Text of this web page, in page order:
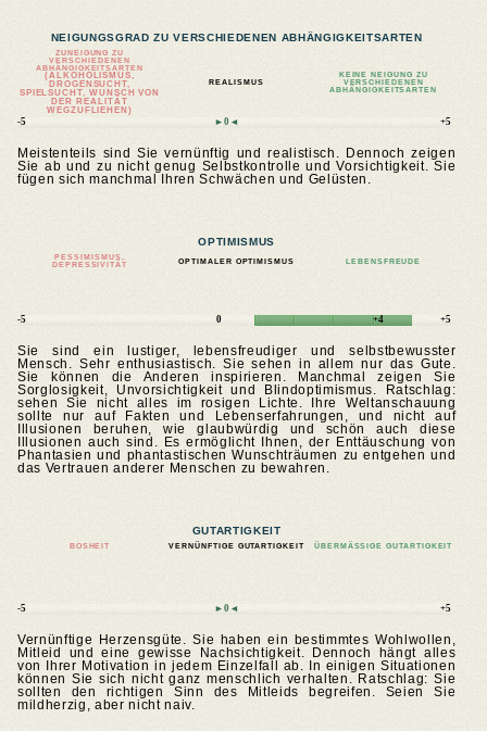
NEIGUNGSGRAD ZU VERSCHIEDENEN ABHÄNGIGKEITSARTEN
ZUNEIGUNG ZU
VERSCHIEDENEN
ABHÄNGIGKEITSARTEN
(ALKOHOLISMUS,
DROGENSUCHT,
SPIELSUCHT, WUNSCH VON
DER REALITÄT
WEGZUFLIEHEN)
REALISMUS
KEINE NEIGUNG ZU
VERSCHIEDENEN
ABHÄNGIGKEITSARTEN
-5 ►0◄ +5
Meistenteils sind Sie vernünftig und realistisch. Dennoch zeigen
Sie ab und zu nicht genug Selbstkontrolle und Vorsichtigkeit. Sie
fügen sich manchmal Ihren Schwächen und Gelüsten.
OPTIMISMUS
PESSIMISMUS,
DEPRESSIVITÄT
OPTIMALER OPTIMISMUS LEBENSFREUDE
-5 0 +4 +5
Sie sind ein lustiger, lebensfreudiger und selbstbewusster
Mensch. Sehr enthusiastisch. Sie sehen in allem nur das Gute.
Sie können die Anderen inspirieren. Manchmal zeigen Sie
Sorglosigkeit, Unvorsichtigkeit und Blindoptimismus. Ratschlag:
sehen Sie nicht alles im rosigen Lichte. Ihre Weltanschauung
sollte nur auf Fakten und Lebenserfahrungen, und nicht auf
Illusionen beruhen, wie glaubwürdig und schön auch diese
Illusionen auch sind. Es ermöglicht Ihnen, der Enttäuschung von
Phantasien und phantastischen Wunschträumen zu entgehen und
das Vertrauen anderer Menschen zu bewahren.
GUTARTIGKEIT
BOSHEIT VERNÜNFTIGE GUTARTIGKEIT ÜBERMÄSSIGE GUTARTIGKEIT
-5 ►0◄ +5
Vernünftige Herzensgüte. Sie haben ein bestimmtes Wohlwollen,
Mitleid und eine gewisse Nachsichtigkeit. Dennoch hängt alles
von Ihrer Motivation in jedem Einzelfall ab. In einigen Situationen
können Sie sich nicht ganz menschlich verhalten. Ratschlag: Sie
sollten den richtigen Sinn des Mitleids begreifen. Seien Sie
mildherzig, aber nicht naiv.